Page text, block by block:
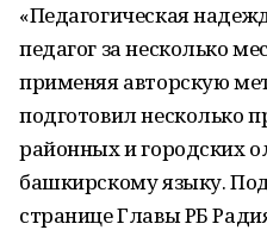
«Педагогическая
педагог за несколько
применяя авторскую
подготовил несколько
районных и городских
башкирскому языку.
странице Главы РБ